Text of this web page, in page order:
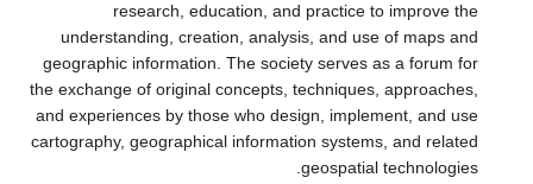
research, education, and practice to improve the
understanding, creation, analysis, and use of maps and
geographic information. The society serves as a forum for
the exchange of original concepts, techniques, approaches,
and experiences by those who design, implement, and use
cartography, geographical information systems, and related
geospatial technologies.